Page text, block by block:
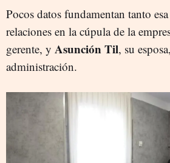
Pocos datos fundamentan tanto
relaciones en la cúpula de la
gerente, y Asunción Til, su
administración.